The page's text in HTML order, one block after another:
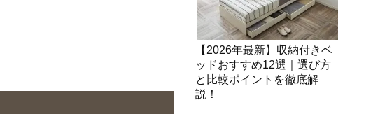
【2026年最新】収納付きベ
ッドおすすめ12選｜選び方
と比較ポイントを徹底解
説！